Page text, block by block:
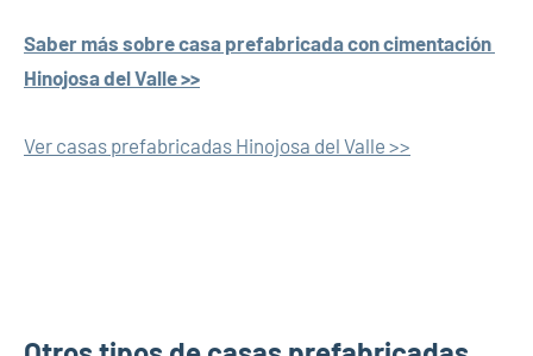
Saber más sobre casa prefabricada con cimentación
Hinojosa del Valle >>
Ver casas prefabricadas Hinojosa del Valle >>